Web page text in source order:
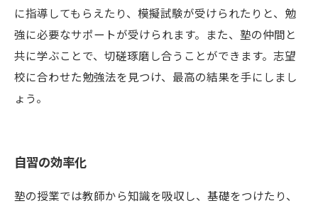
に指導してもらえたり、模擬試験が受けられたりと、勉
強に必要なサポートが受けられます。また、塾の仲間と
共に学ぶことで、切磋琢磨し合うことができます。志望
校に合わせた勉強法を見つけ、最高の結果を手にしまし
ょう。
自習の効率化
塾の授業では教師から知識を吸収し、基礎をつけたり、